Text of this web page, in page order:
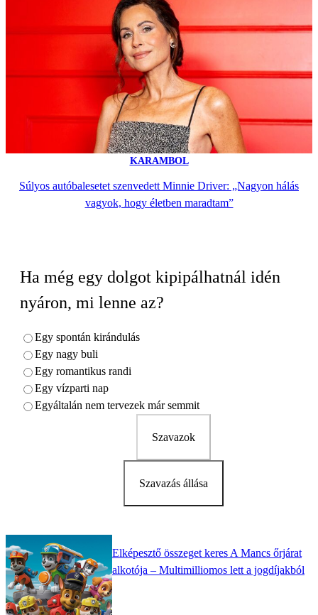
KARAMBOL
Súlyos autóbalesetet szenvedett Minnie Driver: „Nagyon hálás
vagyok, hogy életben maradtam”
Ha még egy dolgot kipipálhatnál idén
nyáron, mi lenne az?
Egy spontán kirándulás
Egy nagy buli
Egy romantikus randi
Egy vízparti nap
Egyáltalán nem tervezek már semmit
Szavazok
Szavazás állása
Elképesztő összeget keres A Mancs őrjárat
alkotója – Multimilliomos lett a jogdíjakból